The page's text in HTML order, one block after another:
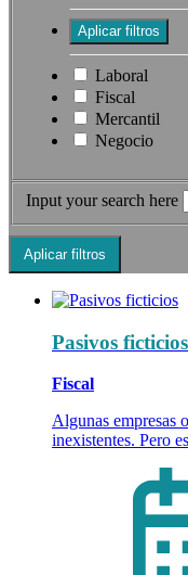
Laboral
Fiscal
Mercantil
Negocio
Input your search here
Pasivos ficticios
Fiscal
Algunas empresas
inexistentes. Pero